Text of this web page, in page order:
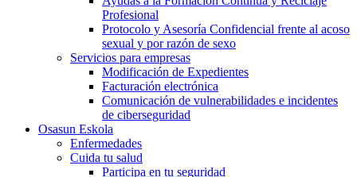
Profesional
Protocolo y Asesoría Confidencial frente al acoso
sexual y por razón de sexo
Servicios para empresas
Modificación de Expedientes
Facturación electrónica
Comunicación de vulnerabilidades e incidentes
de ciberseguridad
Osasun Eskola
Enfermedades
Cuida tu salud
Participa en tu seguridad